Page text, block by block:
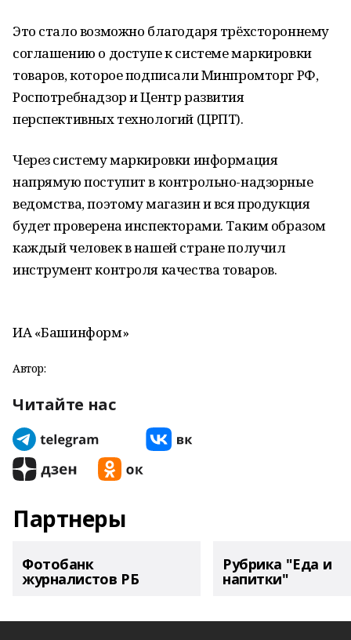
Это стало возможно благодаря трёхстороннему
соглашению о доступе к системе маркировки
товаров, которое подписали Минпромторг РФ,
Роспотребнадзор и Центр развития
перспективных технологий (ЦРПТ).
Через систему маркировки информация
напрямую поступит в контрольно-надзорные
ведомства, поэтому магазин и вся продукция
будет проверена инспекторами. Таким образом
каждый человек в нашей стране получил
инструмент контроля качества товаров.
ИА «Башинформ»
Автор:
Читайте нас
Партнеры
Фотобанк
журналистов РБ
Рубрика "Еда и
напитки"